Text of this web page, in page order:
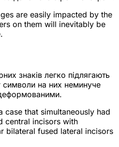
are easily impacted by the
on them will inevitably be
знаків легко підлягають
символи на них неминуче
case that simultaneously had
central incisors with
bilateral fused lateral incisors